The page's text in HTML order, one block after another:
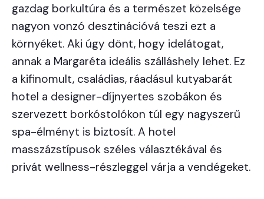
gazdag borkultúra és a természet közelsége
nagyon vonzó desztinációvá teszi ezt a
környéket. Aki úgy dönt, hogy idelátogat,
annak a Margaréta ideális szálláshely lehet. Ez
a kifinomult, családias, ráadásul kutyabarát
hotel a designer-díjnyertes szobákon és
szervezett borkóstolókon túl egy nagyszerű
spa-élményt is biztosít. A hotel
masszázstípusok széles választékával és
privát wellness-részleggel várja a vendégeket.